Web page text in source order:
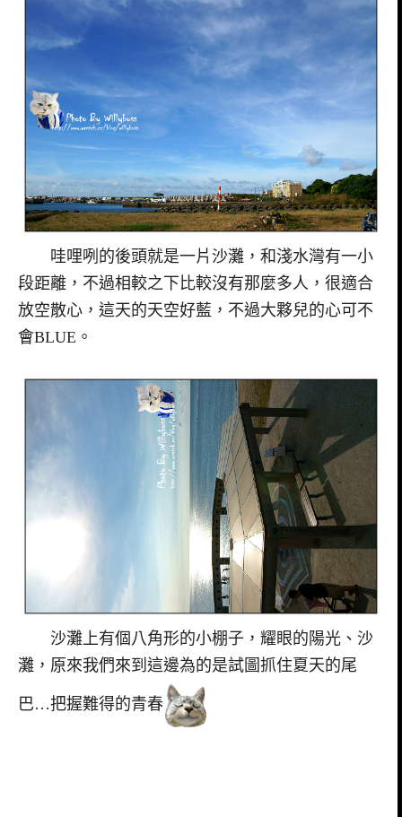
哇哩咧的後頭就是一片沙灘，和淺水灣有一小
段距離，不過相較之下比較沒有那麼多人，很適合
放空散心，這天的天空好藍，不過大夥兒的心可不
會BLUE。
沙灘上有個八角形的小棚子，耀眼的陽光、沙
灘，原來我們來到這邊為的是試圖抓住夏天的尾
巴…把握難得的青春